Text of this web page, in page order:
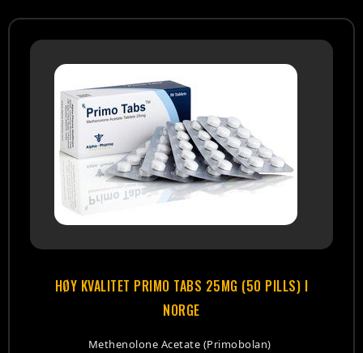
HØY KVALITET PRIMO TABS 25MG (50 PILLS) I
NORGE
Methenolone Acetate (Primobolan)